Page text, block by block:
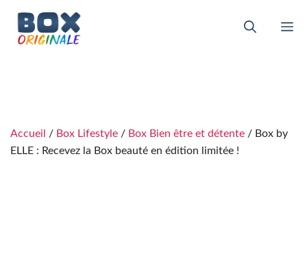
contenu
Accueil / Box Lifestyle / Box Bien être et détente / Box by
ELLE : Recevez la Box beauté en édition limitée !